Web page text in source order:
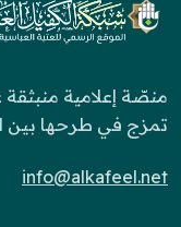
منصّة إعلامية
تمزج في طرحها بين
info@alkafeel.net